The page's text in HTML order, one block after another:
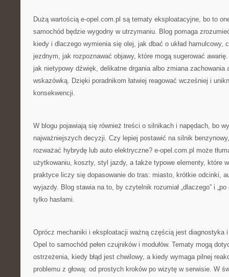
Dużą wartością e-opel.com.pl są tematy eksploatacyjne, bo to
samochód będzie wygodny w utrzymaniu. Blog pomaga
kiedy i dlaczego wymienia się olej, jak dbać o układ hamulcowy,
jezdnym, jak rozpoznawać objawy, które mogą sugerować
jak nietypowy dźwięk, delikatne drgania albo zmiana zachowania
wskazówką. Dzięki poradnikom łatwiej reagować wcześniej i
konsekwencji.
W blogu pojawiają się również treści o silnikach i napędach, bo
najważniejszych decyzji. Czy lepiej postawić na silnik
rozważać hybrydę lub auto elektryczne? e-opel.com.pl może
użytkowaniu, koszty, styl jazdy, a także typowe elementy, które
praktyce liczy się dopasowanie do tras: miasto, krótkie odcinki,
wyjazdy. Blog stawia na to, by czytelnik rozumiał „dlaczego” i
tylko hasłami.
Oprócz mechaniki i eksploatacji ważną częścią jest diagnostyka
Opel to samochód pełen czujników i modułów. Tematy mogą
ostrzeżenia, kiedy błąd jest chwilowy, a kiedy wymaga pilnej
problemu z głową: od prostych kroków po wizytę w serwisie. W